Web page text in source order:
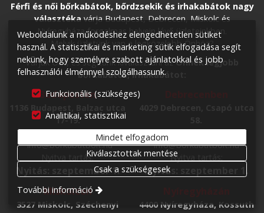
Férfi és női bőrkabátok, bőrdzsekik és irhakabátok nagy
választéka várja Budapest, Debrecen, Miskolc és
Nyíregyháza forgalmas helyein lévő üzleteinkben.
Melyik üzletünk van a legközelebb Önhöz?
Várjuk Önt, és segítünk kiválasztani azÖnnek legjobb
bőrkabátot, irhakabátot:
Budapesten
17-19.
+36 70 557 1150
info@borkabatbolt.hu
Nyitva tartás:
Nyitás: szeptember 1.
+36 70 557 1150
info@borkabatbolt.hu
Nyitva tartás:
Nyitás: szeptember 1.
Miskolcon
3527 Miskolc, Széchenyi
4400 Nyíregyháza, Kossuth
Weboldalunk a működéshez elengedhetetlen sütiket
használ. A statisztikai és marketing sütik elfogadása segít
nekünk, hogy személyre szabott ajánlatokkal és jobb
felhasználói élménnyel szolgálhassunk.
Funkcionális (szükséges)
Analitikai, statisztikai
Mindet elfogadom
Kiválasztottak mentése
Csak a szükségesek
További információ